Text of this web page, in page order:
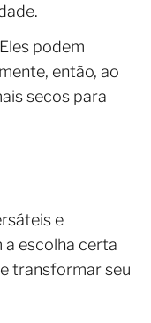
podem
então, ao
secos para
e
a escolha certa
transformar seu